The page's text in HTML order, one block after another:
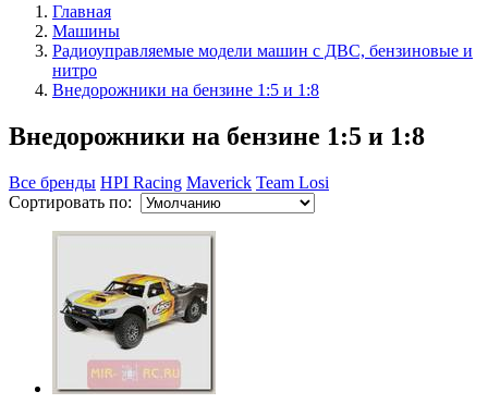
Главная
Машины
Радиоуправляемые модели машин с ДВС, бензиновые и
нитро
Внедорожники на бензине 1:5 и 1:8
Внедорожники на бензине 1:5 и 1:8
Все бренды HPI Racing Maverick Team Losi
Сортировать по: